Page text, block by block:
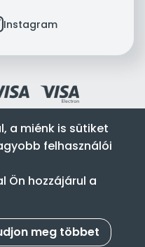
Instagram
jog fenntartva.
.
a miénk is sütiket
felhasználói
Ön hozzájárul a
meg többet